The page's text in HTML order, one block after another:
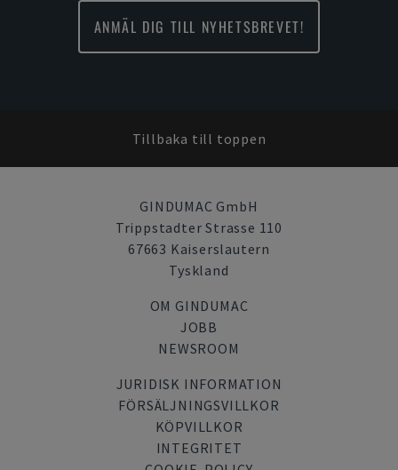
ANMÄL DIG TILL NYHETSBREVET!
Tillbaka till toppen
GINDUMAC GmbH
Trippstadter Strasse 110
67663 Kaiserslautern
Tyskland
OM GINDUMAC
JOBB
NEWSROOM
JURIDISK INFORMATION
FÖRSÄLJNINGSVILLKOR
KÖPVILLKOR
INTEGRITET